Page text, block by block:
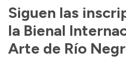
Delegaciones
Normativa
Siguen las
la Bienal
Arte de Río